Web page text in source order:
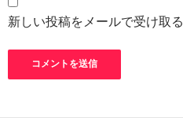
新しい投稿をメールで受け取る